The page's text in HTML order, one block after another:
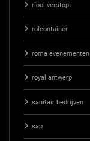
riool verstopt
rolcontainer
roma evenementen
royal antwerp
sanitair bedrijven
sap